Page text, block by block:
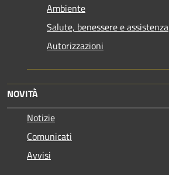
Ambiente
Salute, benessere e assistenza
Autorizzazioni
NOVITÀ
Notizie
Comunicati
Avvisi